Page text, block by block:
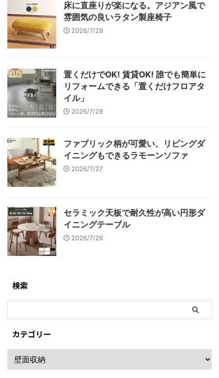
床に直座りが楽になる。アジアン風で
雰囲気の良いラタン製座椅子
2026/7/29
置くだけでOK! 賃貸OK! 誰でも簡単に
リフォームできる「置くだけフロアタ
イル」
2026/7/28
ファブリック柄が可愛い、リビングダ
イニングもできるラモーンソファ
2026/7/27
セラミック天板で耐久性が高い円形ダ
イニングテーブル
2026/7/26
検索
カテゴリー